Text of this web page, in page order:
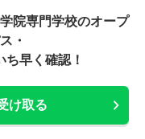
院専門学校のオープ
・
早く確認！
け取る